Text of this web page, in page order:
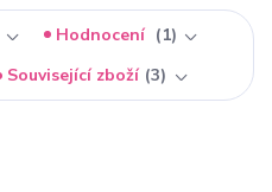
Hodnocení
1
Související zboží 3